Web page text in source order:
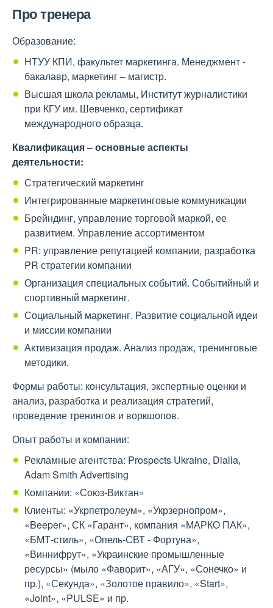
Про тренера
Образование:
НТУУ КПИ, факультет маркетинга. Менеджмент -
бакалавр, маркетинг – магистр.
Высшая школа рекламы, Институт журналистики
при КГУ им. Шевченко, сертификат
международного образца.
Квалификация – основные аспекты
деятельности:
Стратегический маркетинг
Интегрированные маркетинговые коммуникации
Брейндинг, управление торговой маркой, ее
развитием. Управление ассортиментом
PR: управление репутацией компании, разработка
PR стратегии компании
Организация специальных событий. Событийный и
спортивный маркетинг.
Социальный маркетинг. Развитие социальной идеи
и миссии компании
Активизация продаж. Анализ продаж, тренинговые
методики.
Формы работы: консультация, экспертные оценки и
анализ, разработка и реализация стратегий,
проведение тренингов и воркшопов.
Опыт работы и компании:
Рекламные агентства: Prospects Ukraine, Dialla,
Adam Smith Advertising
Компании: «Союз-Виктан»
Клиенты: «Укрпетролеум», «Укрзернопром»,
«Beeper», СК «Гарант», компания «МАРКО ПАК»,
«БМТ-стиль», «Опель-СВТ - Фортуна»,
«Виннифрут», «Украинские промышленные
ресурсы» (мыло «Фаворит», «АГУ», «Сонечко» и
пр.), «Секунда», «Золотое правило», «Start»,
«Joint», «PULSE» и пр.